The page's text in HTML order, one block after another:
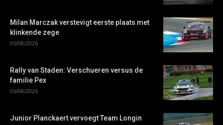
Milan Marczak verstevigt eerste plaats met
klinkende zege
05/08/2026
Rally van Staden: Verschueren versus de
familie Pex
05/08/2026
Junior Planckaert vervoegt Team Longin